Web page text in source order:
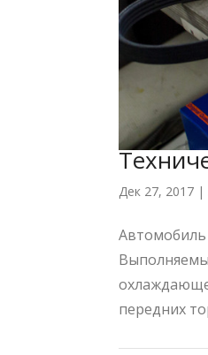
Дек 27, 2017 |
передних